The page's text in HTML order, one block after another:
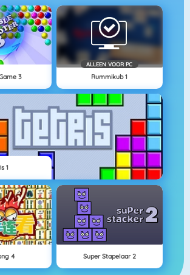
3
ALLEEN VOOR PC
Rummikub 1
1
4 Super Stapelaar 2